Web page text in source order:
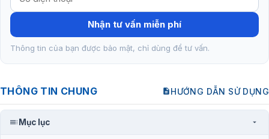
Nhận tư vấn miễn phí
Thông tin của bạn được bảo mật, chỉ dùng để tư vấn.
THÔNG TIN CHUNG HƯỚNG DẪN SỬ DỤNG
Mục lục